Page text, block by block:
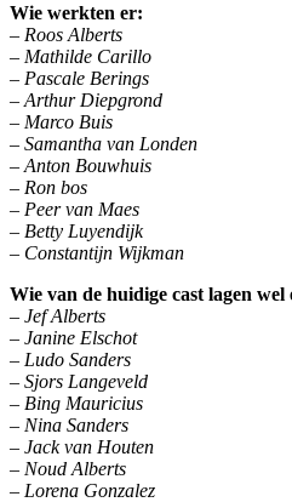
Wie werkten er:
– Roos Alberts
– Mathilde Carillo
– Pascale Berings
– Arthur Diepgrond
– Marco Buis
– Samantha van Londen
– Anton Bouwhuis
– Ron bos
– Peer van Maes
– Betty Luyendijk
– Constantijn Wijkman
Wie van de huidige cast lagen wel
– Jef Alberts
– Janine Elschot
– Ludo Sanders
– Sjors Langeveld
– Bing Mauricius
– Nina Sanders
– Jack van Houten
– Noud Alberts
– Lorena Gonzalez